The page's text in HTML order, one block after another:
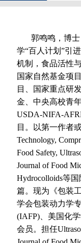
郭鸣鸣，博
学“百人计划 ”引
机制，食品活性
国家自然基金项
目、国家重点研
金、中央高校青
USDA-NIFA-
目。以第一作者
Technology,
Food Safety,
Journal of Food
Hydrocolloids等国
篇。现为《包装
学会包装动力学
(IAFP)、美国化
会员。担任